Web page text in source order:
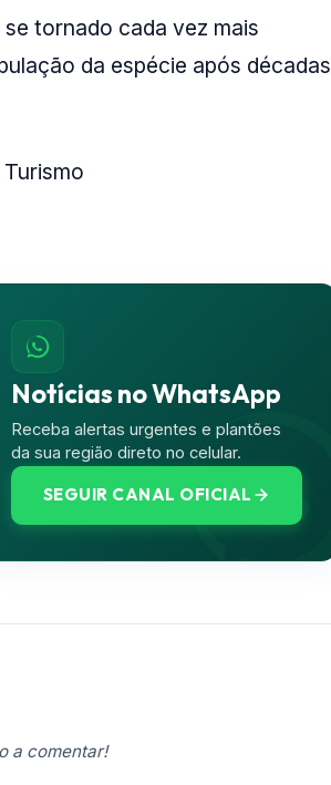
tornado cada vez mais
da espécie após décadas
Notícias no WhatsApp
Receba alertas urgentes e plantões
da sua região direto no celular.
SEGUIR CANAL OFICIAL
a comentar!